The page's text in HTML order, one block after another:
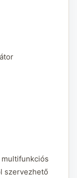
szervezhető